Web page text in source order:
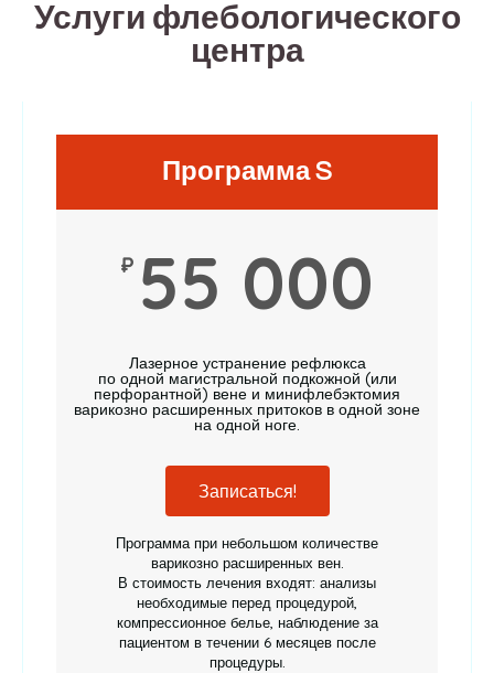
Услуги флебологического
центра
Программа S
₽ 55 000
Лазерное устранение рефлюкса
по одной магистральной подкожной (или
перфорантной) вене и минифлебэктомия
варикозно расширенных притоков в одной зоне
на одной ноге.
Записаться!
Программа при небольшом количестве
варикозно расширенных вен.
В стоимость лечения входят: анализы
необходимые перед процедурой,
компрессионное белье, наблюдение за
пациентом в течении 6 месяцев после
процедуры.